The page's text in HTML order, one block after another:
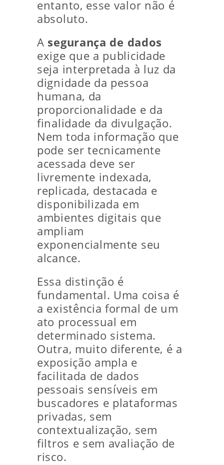
entanto, esse valor não é
absoluto.
A segurança de dados
exige que a publicidade
seja interpretada à luz da
dignidade da pessoa
humana, da
proporcionalidade e da
finalidade da divulgação.
Nem toda informação que
pode ser tecnicamente
acessada deve ser
livremente indexada,
replicada, destacada e
disponibilizada em
ambientes digitais que
ampliam
exponencialmente seu
alcance.
Essa distinção é
fundamental. Uma coisa é
a existência formal de um
ato processual em
determinado sistema.
Outra, muito diferente, é a
exposição ampla e
facilitada de dados
pessoais sensíveis em
buscadores e plataformas
privadas, sem
contextualização, sem
filtros e sem avaliação de
risco.